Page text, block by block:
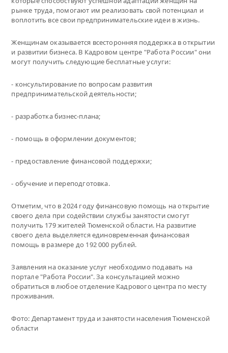
рынке труда, помогают им реализовать свой потенциал и
воплотить все свои предпринимательские идеи в жизнь.
Женщинам оказывается всесторонняя поддержка в открытии
и развитии бизнеса. В Кадровом центре "Работа России" они
могут получить следующие бесплатные услуги:
- консультирование по вопросам развития
предпринимательской деятельности;
- разработка бизнес-плана;
- помощь в оформлении документов;
- предоставление финансовой поддержки;
- обучение и переподготовка.
Отметим, что в 2024 году финансовую помощь на открытие
своего дела при содействии службы занятости смогут
получить 179 жителей Тюменской области. На развитие
своего дела выделяется единовременная финансовая
помощь в размере до 192 000 рублей.
Заявления на оказание услуг необходимо подавать на
портале "Работа России". За консультацией можно
обратиться в любое отделение Кадрового центра по месту
проживания.
Фото: Департамент труда и занятости населения Тюменской
области